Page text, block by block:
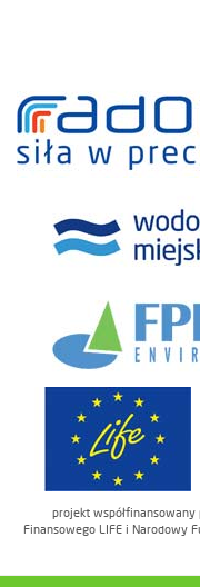
projekt współfinansowany
Finansowego LIFE i Narodowy